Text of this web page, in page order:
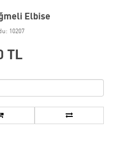
Elbise
10207
TL